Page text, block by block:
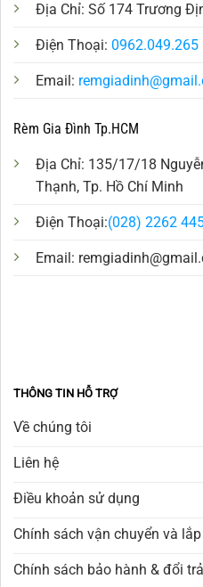
Địa Chỉ: Số 174 Trương
Điện Thoại: 0962.049.265
Email:
Rèm Gia Đình Tp.HCM
Địa Chỉ: 135/17/18
Thạnh, Tp. Hồ Chí Minh
Điện Thoại:(028) 2262
Email:
THÔNG TIN HỖ TRỢ
Về chúng tôi
Liên hệ
Điều khoản sử dụng
Chính sách vận chuyển và
Chính sách bảo hành & đổi trả